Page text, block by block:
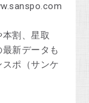
割、星取
新データも
ポ（サンケ